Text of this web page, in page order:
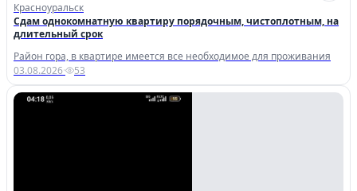
Красноуральск
Сдам однокомнатную квартиру порядочным, чистоплотным, на
длительный срок
Район гора, в квартире имеется все необходимое для проживания
03.08.2026· 53